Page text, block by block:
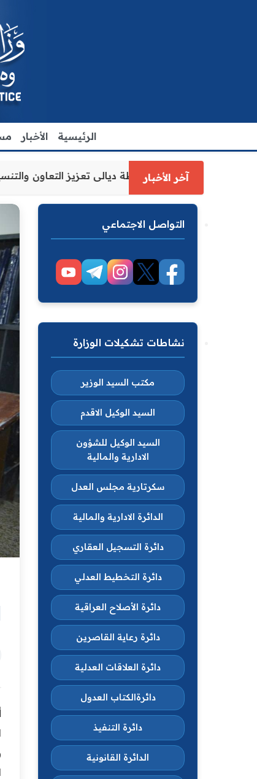
الرئيسية الأخبار
آخر الأخبار
العدل الاقدم يبحث مع رئيس مجلس محافظة ديالى
التواصل الاجتماعي
نشاطات تشكيلات الوزارة
مكتب السيد الوزير
السيد الوكيل الاقدم
السيد الوكيل للشؤون
الادارية والمالية
سكرتارية مجلس العدل
الدائرة الادارية والمالية
دائرة التسجيل العقاري
دائرة التخطيط العدلي
دائرة الأصلاح العراقية
دائرة رعاية القاصرين
دائرة العلاقات العدلية
دائرةالكتاب العدول
دائرة التنفيذ
الدائرة القانونية